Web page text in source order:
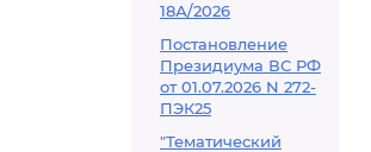
18А/2026
Постановление
Президиума ВС РФ
от 01.07.2026 N 272-
ПЭК25
"Тематический